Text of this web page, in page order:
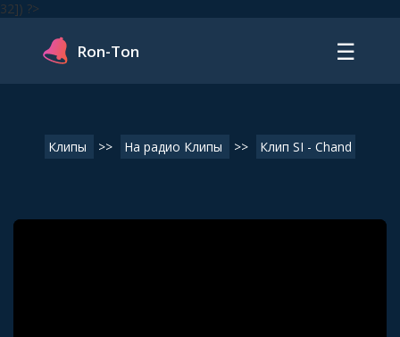
32]) ?>
Ron-Ton ☰
Клипы >> На радио Клипы >> Клип SI - Chand